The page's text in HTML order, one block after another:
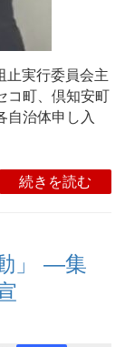
実行委員会主
コ町、倶知安町
自治体申し入
続きを読む
」 ―集